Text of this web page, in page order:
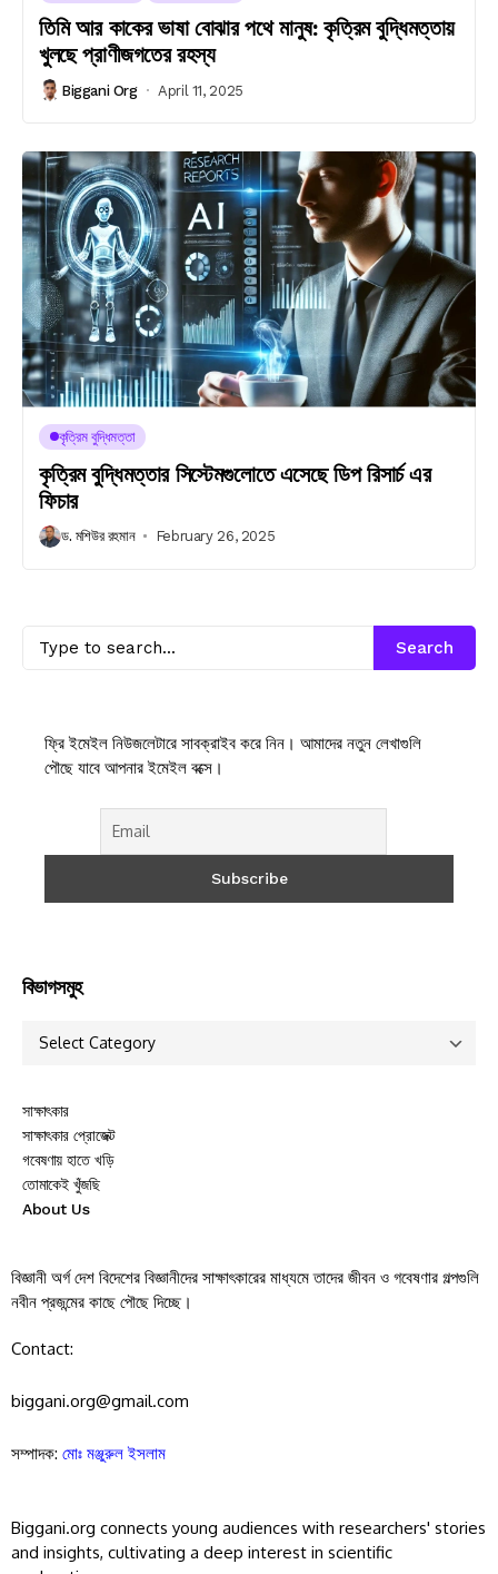
তিমি আর কাকের ভাষা বোঝার পথে মানুষ: কৃত্রিম বুদ্ধিমত্তায়
খুলছে প্রাণীজগতের রহস্য
Biggani Org April 11, 2025
কৃত্রিম বুদ্ধিমত্তা
কৃত্রিম বুদ্ধিমত্তার সিস্টেমগুলোতে এসেছে ডিপ রিসার্চ এর
ফিচার
ড. মশিউর রহমান February 26, 2025
Search
ফ্রি ইমেইল নিউজলেটারে সাবক্রাইব করে নিন। আমাদের নতুন লেখাগুলি
পৌছে যাবে আপনার ইমেইল বক্সে।
বিভাগসমুহ
সাক্ষাৎকার
সাক্ষাৎকার প্রোজেক্ট
গবেষণায় হাতে খড়ি
তোমাকেই খুঁজছি
About Us
বিজ্ঞানী অর্গ দেশ বিদেশের বিজ্ঞানীদের সাক্ষাৎকারের মাধ্যমে তাদের জীবন ও গবেষণার গল্পগুলি
নবীন প্রজন্মের কাছে পৌছে দিচ্ছে।
Contact:
biggani.org@gmail.com
সম্পাদক: মোঃ মঞ্জুরুল ইসলাম
Biggani.org connects young audiences with researchers' stories
and insights, cultivating a deep interest in scientific